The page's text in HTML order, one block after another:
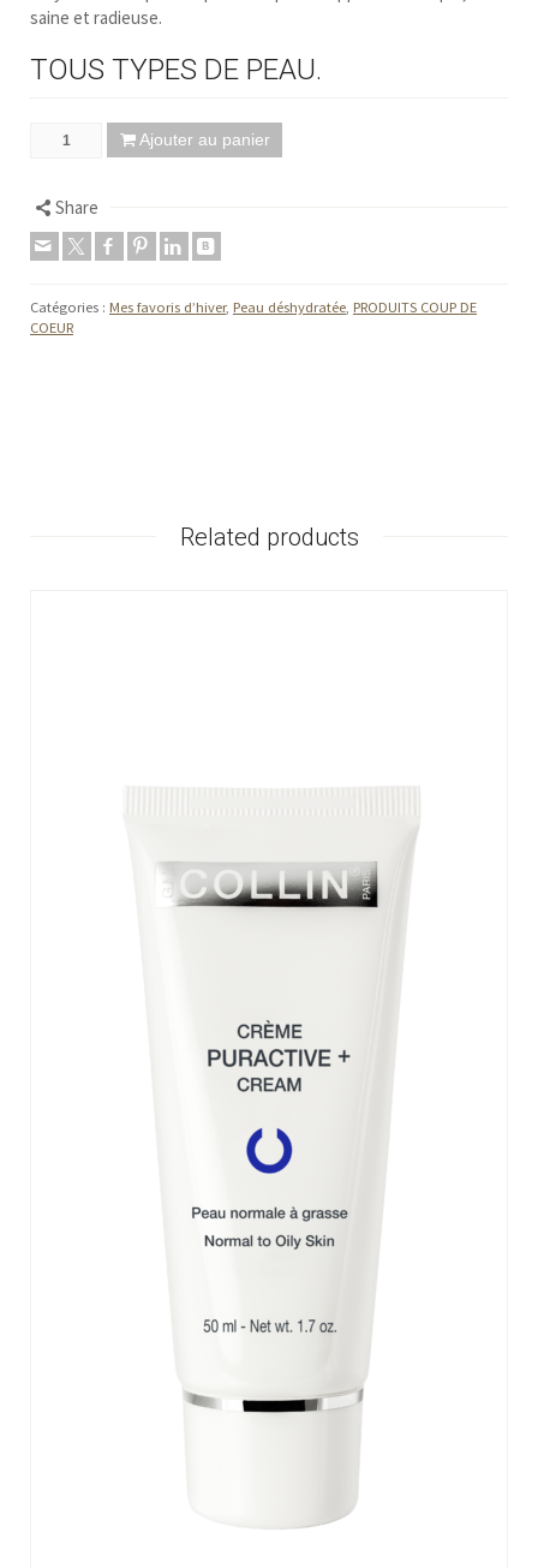
saine et radieuse.
TOUS TYPES DE PEAU.
Ajouter au panier
Share
Catégories : Mes favoris d’hiver, Peau déshydratée PRODUITS COUP DE
COEUR
Related products